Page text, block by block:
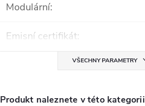
Modulární:
Emisní certifikát:
VŠECHNY PARAMETRY
Produkt naleznete v této kategorii